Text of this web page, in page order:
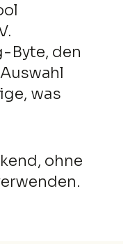
Byte, den
was
ohne